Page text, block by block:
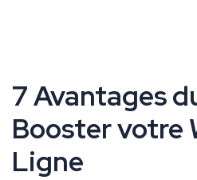
7 Avantages
Booster votre
Ligne